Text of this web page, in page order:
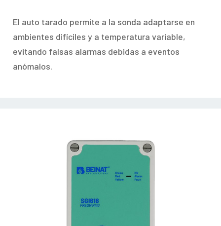
El auto tarado permite a la sonda adaptarse en
ambientes difíciles y a temperatura variable,
evitando falsas alarmas debidas a eventos
anómalos.